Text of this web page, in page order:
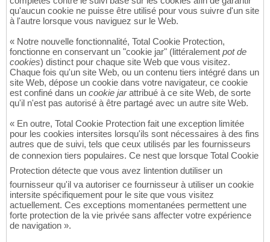
qu'aucun cookie ne puisse être utilisé pour vous suivre d'un site
à l'autre lorsque vous naviguez sur le Web.
« Notre nouvelle fonctionnalité, Total Cookie Protection,
fonctionne en conservant un "cookie jar" (littéralement pot de
cookies) distinct pour chaque site Web que vous visitez.
Chaque fois qu'un site Web, ou un contenu tiers intégré dans un
site Web, dépose un cookie dans votre navigateur, ce cookie
est confiné dans un cookie jarattribué à ce site Web, de sorte
qu'il n'est pas autorisé à être partagé avec un autre site Web.
« En outre, Total Cookie Protection fait une exception limitée
pour les cookies intersites lorsqu'ils sont nécessaires à des fins
autres que de suivi, tels que ceux utilisés par les fournisseurs
de connexion tiers populaires. Ce nest que lorsque Total Cookie
Protection détecte que vous avez lintention dutiliser un
fournisseur qu'il va autoriser ce fournisseur à utiliser un cookie
intersite spécifiquement pour le site que vous visitez
actuellement. Ces exceptions momentanées permettent une
forte protection de la vie privée sans affecter votre expérience
de navigation ».